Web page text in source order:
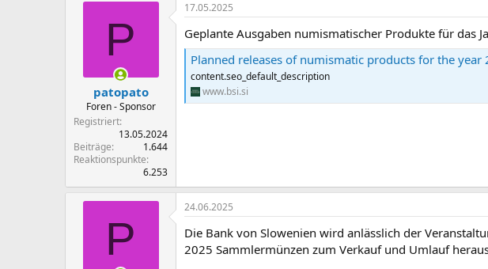
P
patopato
Foren - Sponsor
Registriert
13.05.2024
Beiträge
1.644
Reaktionspunkte
6.253
17.05.2025
Geplante Ausgaben numismatischer Produkte für das
Planned releases of numismatic products for the
content.seo_default_description
www.bsi.si
P
24.06.2025
Die Bank von Slowenien wird anlässlich der
2025 Sammlermünzen zum Verkauf und Umlauf